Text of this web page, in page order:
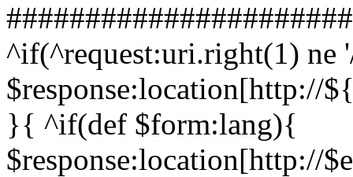
^if(^request:uri.right(1) ne
$response:location[http://
}{ ^if(def $form:lang){
$response:location[http://